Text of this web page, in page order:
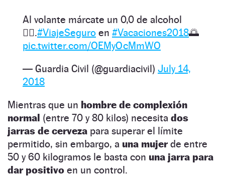
Al volante márcate un 0,0 de alcohol
👌🏻.#ViajeSeguro en #Vacaciones2018🌅
pic.twitter.com/OEMyOcMmWO
— Guardia Civil (@guardiacivil) July 14,
2018
Mientras que un hombre de complexión
normal (entre 70 y 80 kilos) necesita dos
jarras de cerveza para superar el límite
permitido, sin embargo, a una mujerde entre
50 y 60 kilogramos le basta con una jarra para
dar positivo en un control.